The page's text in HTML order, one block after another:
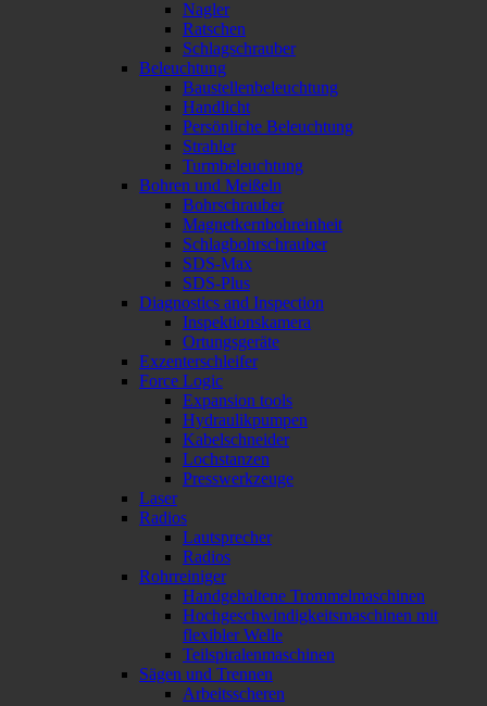
Nagler
Ratschen
Schlagschrauber
Beleuchtung
Baustellenbeleuchtung
Handlicht
Persönliche Beleuchtung
Strahler
Turmbeleuchtung
Bohren und Meißeln
Bohrschrauber
Magnetkernbohreinheit
Schlagbohrschrauber
SDS-Max
SDS-Plus
Diagnostics and Inspection
Inspektionskamera
Ortungsgeräte
Exzenterschleifer
Force Logic
Expansion tools
Hydraulikpumpen
Kabelschneider
Lochstanzen
Presswerkzeuge
Laser
Radios
Lautsprecher
Radios
Rohrreiniger
Handgehaltene Trommelmaschinen
Hochgeschwindigkeitsmaschinen mit
flexibler Welle
Teilspiralenmaschinen
Sägen und Trennen
Arbeitsscheren